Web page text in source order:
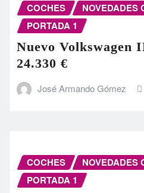
COCHES
NOVEDADES
PORTADA 1
Nuevo Volkswagen
24.330 €
José Armando Gómez
COCHES
NOVEDADES
PORTADA 1